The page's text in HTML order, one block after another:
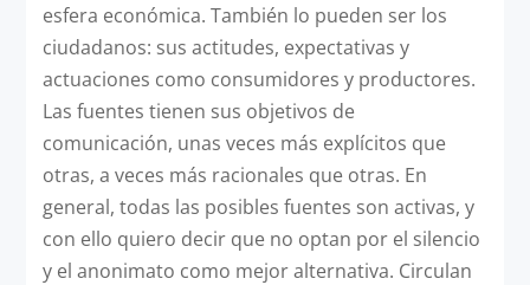
esfera económica. También lo pueden ser los
ciudadanos: sus actitudes, expectativas y
actuaciones como consumidores y productores.
Las fuentes tienen sus objetivos de
comunicación, unas veces más explícitos que
otras, a veces más racionales que otras. En
general, todas las posibles fuentes son activas, y
con ello quiero decir que no optan por el silencio
y el anonimato como mejor alternativa. Circulan